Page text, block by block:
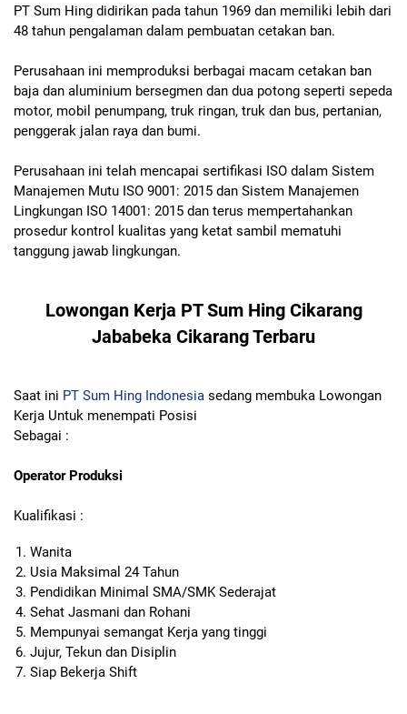
PT Sum Hing didirikan pada tahun 1969 dan memiliki lebih dari
48 tahun pengalaman dalam pembuatan cetakan ban.
Perusahaan ini memproduksi berbagai macam cetakan ban
baja dan aluminium bersegmen dan dua potong seperti sepeda
motor, mobil penumpang, truk ringan, truk dan bus, pertanian,
penggerak jalan raya dan bumi.
Perusahaan ini telah mencapai sertifikasi ISO dalam Sistem
Manajemen Mutu ISO 9001: 2015 dan Sistem Manajemen
Lingkungan ISO 14001: 2015 dan terus mempertahankan
prosedur kontrol kualitas yang ketat sambil mematuhi
tanggung jawab lingkungan.
Lowongan Kerja PT Sum Hing Cikarang
Jababeka Cikarang Terbaru
Saat ini PT Sum Hing Indonesia sedang membuka Lowongan
Kerja Untuk menempati Posisi
Sebagai :
Operator Produksi
Kualifikasi :
Wanita
Usia Maksimal 24 Tahun
Pendidikan Minimal SMA/SMK Sederajat
Sehat Jasmani dan Rohani
Mempunyai semangat Kerja yang tinggi
Jujur, Tekun dan Disiplin
Siap Bekerja Shift